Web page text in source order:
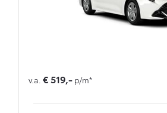
v.a. € 519,- p/m*